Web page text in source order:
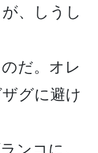
、しうし
だ。オレ
グに避け
ンコに、